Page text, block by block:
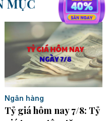
MỤC
Ngân hàng
Tỷ giá hôm nay 7/8: Tỷ